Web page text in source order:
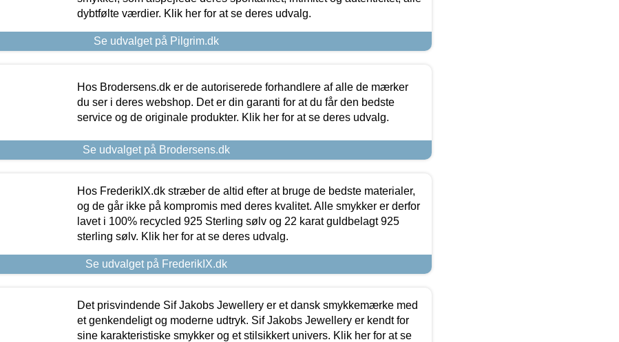
dybtfølte værdier. Klik her for at se deres udvalg.
Se udvalget på Pilgrim.dk
Hos Brodersens.dk er de autoriserede forhandlere af alle de mærker
du ser i deres webshop. Det er din garanti for at du får den bedste
service og de originale produkter. Klik her for at se deres udvalg.
Se udvalget på Brodersens.dk
Hos FrederikIX.dk stræber de altid efter at bruge de bedste materialer,
og de går ikke på kompromis med deres kvalitet. Alle smykker er derfor
lavet i 100% recycled 925 Sterling sølv og 22 karat guldbelagt 925
sterling sølv. Klik her for at se deres udvalg.
Se udvalget på FrederikIX.dk
Det prisvindende Sif Jakobs Jewellery er et dansk smykkemærke med
et genkendeligt og moderne udtryk. Sif Jakobs Jewellery er kendt for
sine karakteristiske smykker og et stilsikkert univers. Klik her for at se